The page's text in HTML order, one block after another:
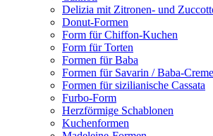
Delizia mit Zitronen- und
Donut-Formen
Form für Chiffon-Kuchen
Form für Torten
Formen für Baba
Formen für Savarin / Baba-Creme
Formen für sizilianische Cassata
Furbo-Form
Herzförmige Schablonen
Kuchenformen